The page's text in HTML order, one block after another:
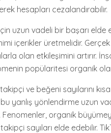
hesapları cezalandırabilir.
uzun vadeli bir başarı
içerikler üretmelidir.
olan etkileşimini artırır.
popülaritesi organik
ve beğeni sayılarını
yanlış yönlendirme uzun
Fenomenler, organik
sayıları elde edebilir.